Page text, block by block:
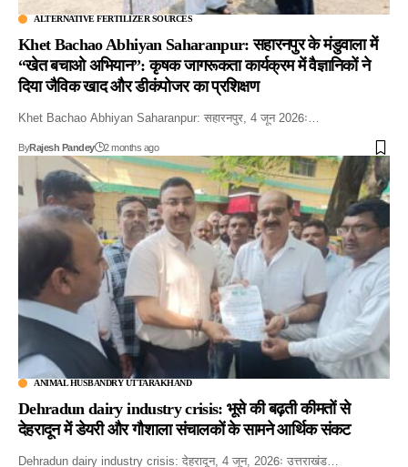
ALTERNATIVE FERTILIZER SOURCES
Khet Bachao Abhiyan Saharanpur: सहारनपुर के मंडुवाला में
“खेत बचाओ अभियान”: कृषक जागरूकता कार्यक्रम में वैज्ञानिकों ने
दिया जैविक खाद और डीकंपोजर का प्रशिक्षण
Khet Bachao Abhiyan Saharanpur: सहारनपुर, 4 जून 2026ः…
ByRajesh Pandey 2 months ago
ANIMAL HUSBANDRY UTTARAKHAND
Dehradun dairy industry crisis: भूसे की बढ़ती कीमतों से
देहरादून में डेयरी और गौशाला संचालकों के सामने आर्थिक संकट
Dehradun dairy industry crisis: देहरादून, 4 जून, 2026ः उत्तराखंड…